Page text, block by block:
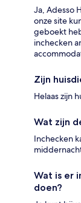
Ja, Adesso
onze site
geboekt
inchecken
Zijn
Helaas zijn
Wat zijn
Inchecken
Wat is er
doen?